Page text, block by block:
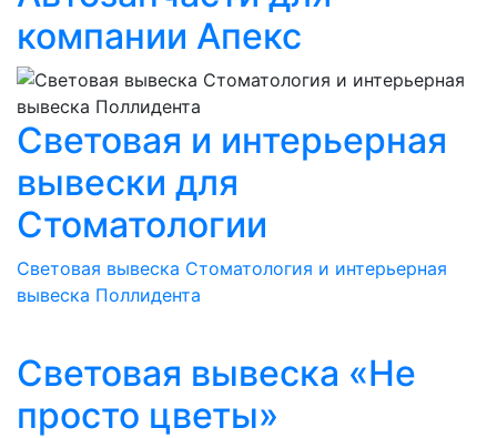
компании Апекс
Световая и интерьерная
вывески для
Стоматологии
Световая вывеска Стоматология и интерьерная
вывеска Поллидента
Световая вывеска «Не
просто цветы»